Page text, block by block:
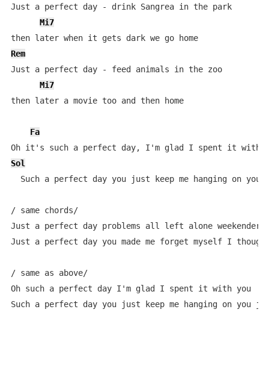
Just a perfect day - drink Sangrea in the park
Mi7
then later when it gets dark we go home
Rem
Just a perfect day - feed animals in the zoo
Mi7
then later a movie too and then home
Fa
Sol
Such a perfect day you just keep me hanging on you
/ same chords/
Just a perfect day problems all left alone weekenders
Just a perfect day you made me forget myself I thought
/ same as above/
Oh such a perfect day I'm glad I spent it with you
Such a perfect day you just keep me hanging on you